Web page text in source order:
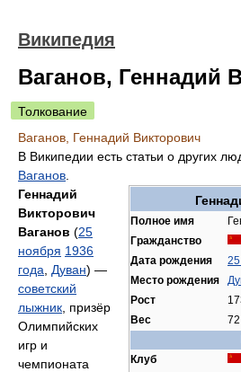
Википедия
Ваганов, Геннадий
Толкование
Ваганов, Геннадий Викторович
В Википедии есть статьи о других
Ваганов
Полное имя
Гражданство
Дата рождения
Место рождения
Рост
Вес
72
Клуб
Геннадий
Викторович
Ваганов (25
ноября 1936
года
Дуван) —
советский
лыжник , призёр
Олимпийских
игр и
чемпионата